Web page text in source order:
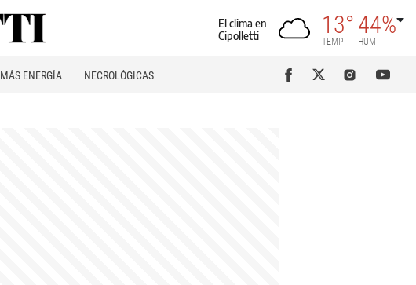
El clima en
Cipolletti
13°
TEMP
44%
HUM
MÁS ENERGÍA NECROLÓGICAS